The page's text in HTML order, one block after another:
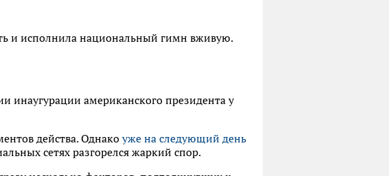
и исполнила национальный гимн вживую.
инаугурации американского президента у
действа. Однако уже на следующий день
сетях разгорелся жаркий спор.